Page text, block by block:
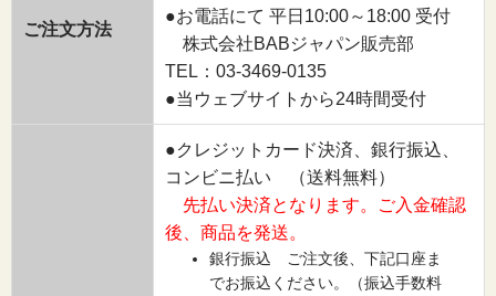
ご注文方法
●お電話にて 平日10:00～18:00 受付
株式会社BABジャパン販売部
TEL：03-3469-0135
●当ウェブサイトから24時間受付
●クレジットカード決済、銀行振込、
コンビニ払い （送料無料）
先払い決済となります。ご入金確認
後、商品を発送。
銀行振込 ご注文後、下記口座ま
でお振込ください。（振込手数料